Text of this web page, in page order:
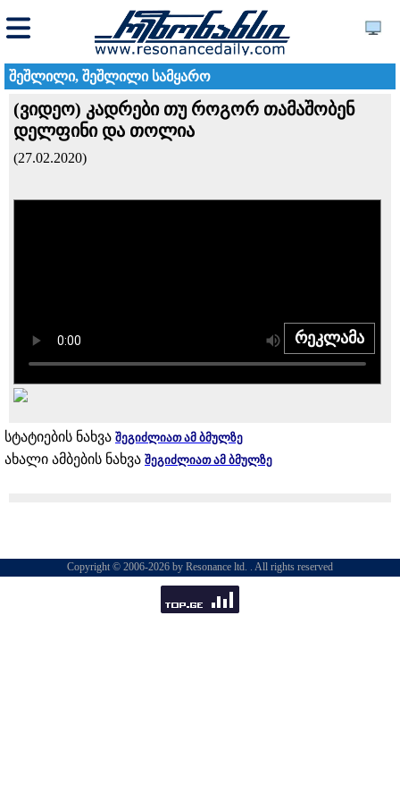
შეშლილი, შეშლილი სამყარო
(ვიდეო) კადრები თუ როგორ თამაშობენ
დელფინი და თოლია
(27.02.2020)
რეკლამა
სტატიების ნახვა შეგიძლიათ ამ ბმულზე
ახალი ამბების ნახვა შეგიძლიათ ამ ბმულზე
Copyright © 2006-2026 by Resonance ltd. . All rights reserved